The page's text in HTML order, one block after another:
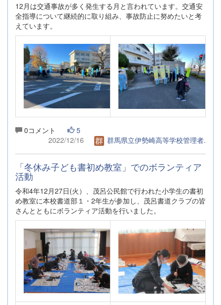
12月は交通事故が多く発生する月と言われています。交通安
全指導について継続的に取り組み、事故防止に努めたいと考
えています。
0コメント
5
2022/12/16
群馬県立伊勢崎高等学校管理者.
「冬休み子ども書初め教室」でのボランティア
活動
令和4年12月27日(火）、茂呂公民館で行われた小学生の書初
め教室に本校書道部１・2年生が参加し、茂呂書道クラブの皆
さんとともにボランティア活動を行いました。